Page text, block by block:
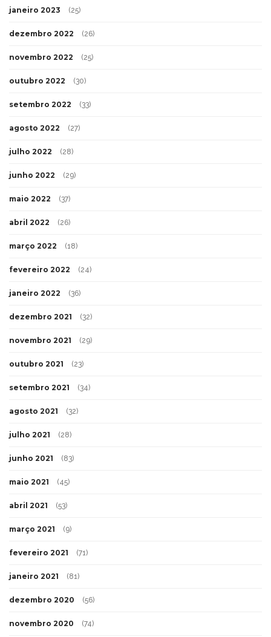
janeiro 2023 (25)
dezembro 2022 (26)
novembro 2022 (25)
outubro 2022 (30)
setembro 2022 (33)
agosto 2022 (27)
julho 2022 (28)
junho 2022 (29)
maio 2022 (37)
abril 2022 (26)
março 2022 (18)
fevereiro 2022 (24)
janeiro 2022 (36)
dezembro 2021 (32)
novembro 2021 (29)
outubro 2021 (23)
setembro 2021 (34)
agosto 2021 (32)
julho 2021 (28)
junho 2021 (83)
maio 2021 (45)
abril 2021 (53)
março 2021 (9)
fevereiro 2021 (71)
janeiro 2021 (81)
dezembro 2020 (56)
novembro 2020 (74)